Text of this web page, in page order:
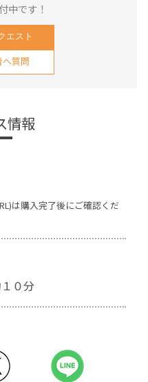
中です！
エスト
質問
情報
は購入完了後にご確認くだ
０分